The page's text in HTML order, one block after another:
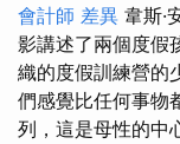
會計師 差異 韋斯·
影講述了兩個度假
織的度假訓練營的
們感覺比任何事物
列，這是母性的中